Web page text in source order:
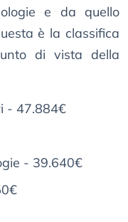
e da quello
è la classifica
di vista della
- 47.884€
- 39.640€